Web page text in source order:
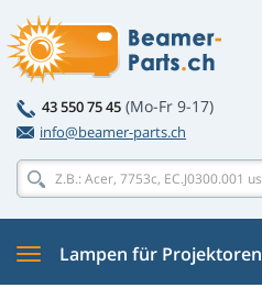
43 550 75 45 (Mo-Fr 9-17)
info@beamer-parts.ch
Lampen für Projektoren